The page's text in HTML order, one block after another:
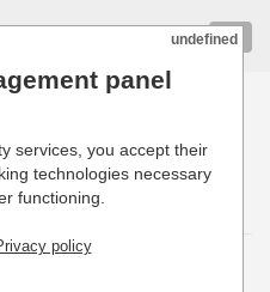
pour professionnels
undefined
panel
services, you accept their
technologies necessary
functioning.
policy